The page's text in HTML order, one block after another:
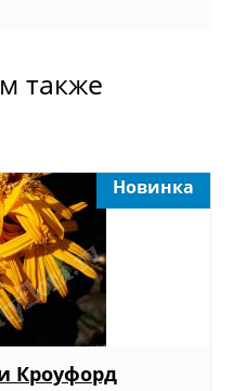
также
Новинка
Кроуфорд